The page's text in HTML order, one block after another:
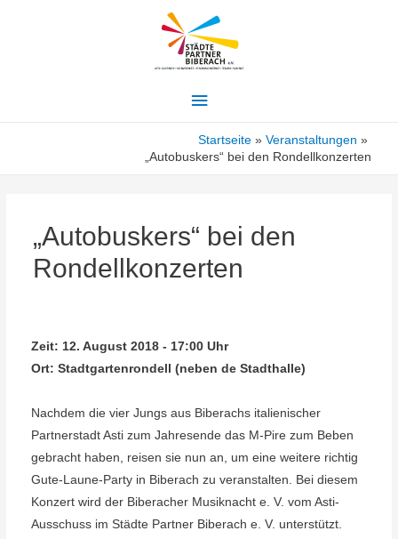
Hauptmenü
Startseite
Veranstaltungen
„Autobuskers“ bei den Rondellkonzerten
„Autobuskers“ bei den
Rondellkonzerten
Zeit: 12. August 2018 - 17:00 Uhr
Ort: Stadtgartenrondell (neben de Stadthalle)
Nachdem die vier Jungs aus Biberachs italienischer
Partnerstadt Asti zum Jahresende das M-Pire zum Beben
gebracht haben, reisen sie nun an, um eine weitere richtig
Gute-Laune-Party in Biberach zu veranstalten. Bei diesem
Konzert wird der Biberacher Musiknacht e. V. vom Asti-
Ausschuss im Städte Partner Biberach e. V. unterstützt.